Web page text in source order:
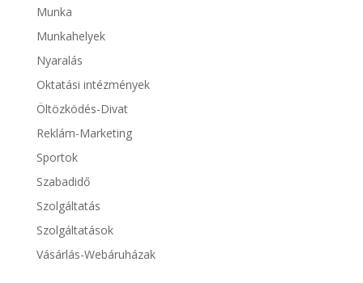
Munka
Munkahelyek
Nyaralás
Oktatási intézmények
Öltözködés-Divat
Reklám-Marketing
Sportok
Szabadidő
Szolgáltatás
Szolgáltatások
Vásárlás-Webáruházak